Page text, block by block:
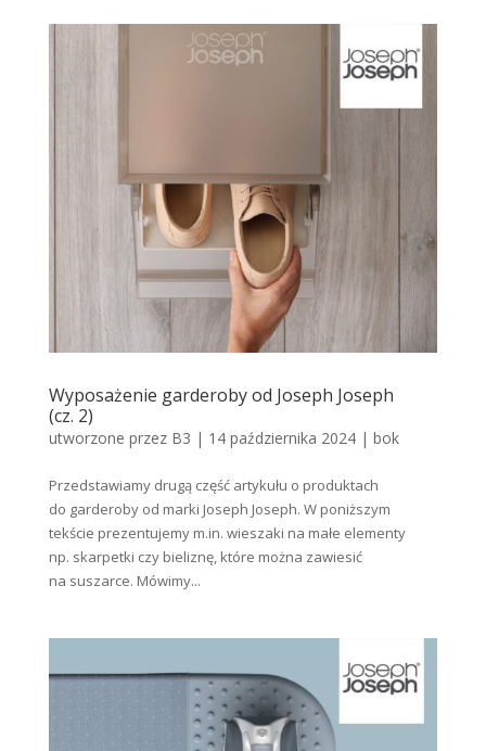
Wyposażenie garderoby od Joseph Joseph
(cz. 2)
utworzone przez B3 | 14 października 2024| bok
Przedstawiamy drugą część artykułu o produktach
do garderoby od marki Joseph Joseph. W poniższym
tekście prezentujemy m.in. wieszaki na małe elementy
np. skarpetki czy bieliznę, które można zawiesić
na suszarce. Mówimy...